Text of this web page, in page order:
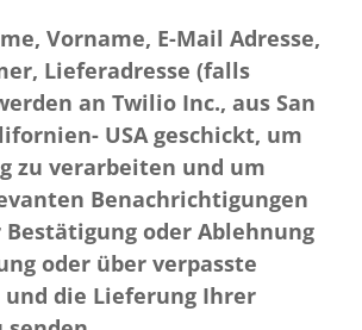
Vorname, E-Mail Adresse,
Lieferadresse (falls
an Twilio Inc., aus San
USA geschickt, um
zu verarbeiten und um
Benachrichtigungen
Bestätigung oder Ablehnung
oder über verpasste
die Lieferung Ihrer